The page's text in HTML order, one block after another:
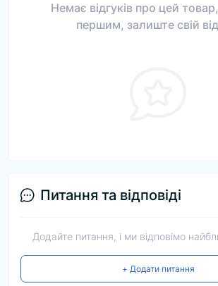
Немає відгуків про цей
першим, залиште свій
Питання та відповіді
Додайте питання, і ми відповімо
+ Додати питання